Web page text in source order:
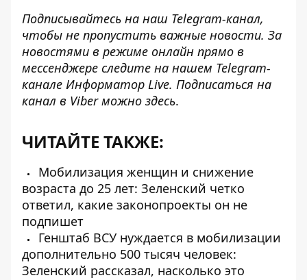
Подписывайтесь на наш Telegram-канал,
чтобы не пропустить важные новости. За
новостями в режиме онлайн прямо в
мессенджере следите на нашем Telegram-
канале Информатор Live. Подписаться на
канал в Viber можно здесь.
ЧИТАЙТЕ ТАКЖЕ:
Мобилизация женщин и снижение
возраста до 25 лет: Зеленский четко
ответил, какие законопроекты он не
подпишет
Генштаб ВСУ нуждается в мобилизации
дополнительно 500 тысяч человек:
Зеленский рассказал, насколько это